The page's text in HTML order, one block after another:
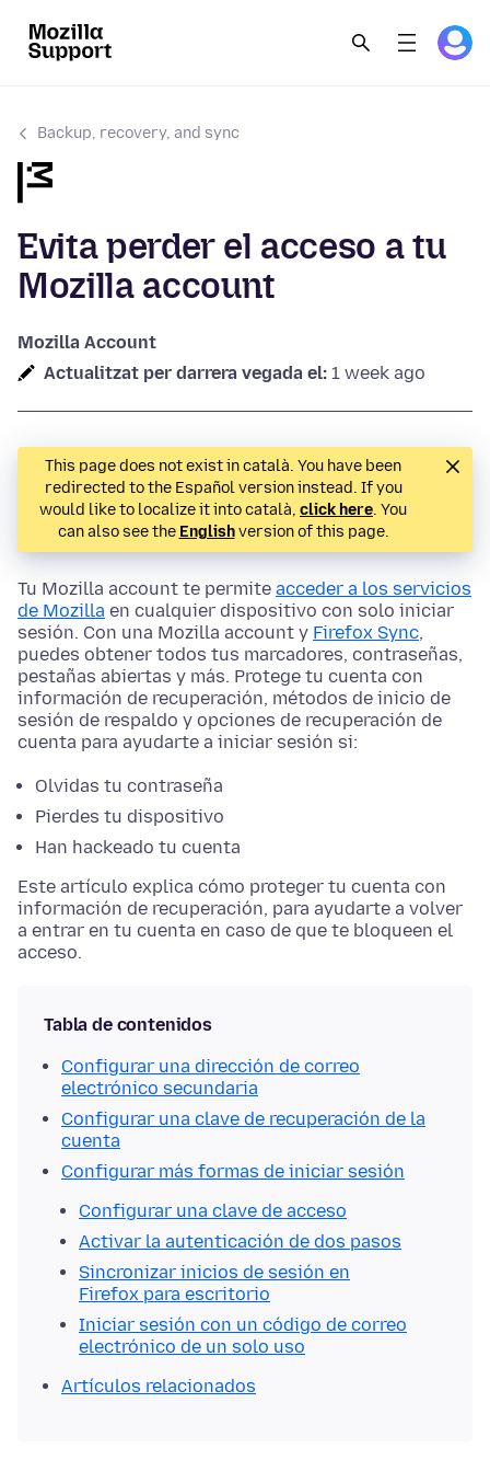
Backup, recovery, and sync
Evita perder el acceso a tu
Mozilla account
Mozilla Account
Actualitzat per darrera vegada el: 1 week ago
This page does not exist in català. You have been
redirected to the Español version instead. If you
would like to localize it into català, click here. You
can also see the Englishversion of this page.
Tu Mozilla account te permite acceder a los servicios
de Mozilla en cualquier dispositivo con solo iniciar
sesión. Con una Mozilla account y Firefox Sync,
puedes obtener todos tus marcadores, contraseñas,
pestañas abiertas y más. Protege tu cuenta con
información de recuperación, métodos de inicio de
sesión de respaldo y opciones de recuperación de
cuenta para ayudarte a iniciar sesión si:
Olvidas tu contraseña
Pierdes tu dispositivo
Han hackeado tu cuenta
Este artículo explica cómo proteger tu cuenta con
información de recuperación, para ayudarte a volver
a entrar en tu cuenta en caso de que te bloqueen el
acceso.
Tabla de contenidos
Configurar una dirección de correo
electrónico secundaria
Configurar una clave de recuperación de la
cuenta
Configurar más formas de iniciar sesión
Configurar una clave de acceso
Activar la autenticación de dos pasos
Sincronizar inicios de sesión en
Firefox para escritorio
Iniciar sesión con un código de correo
electrónico de un solo uso
Artículos relacionados